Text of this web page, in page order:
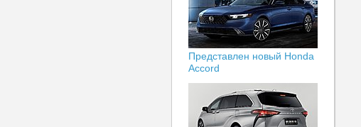
Представлен новый Honda
Accord